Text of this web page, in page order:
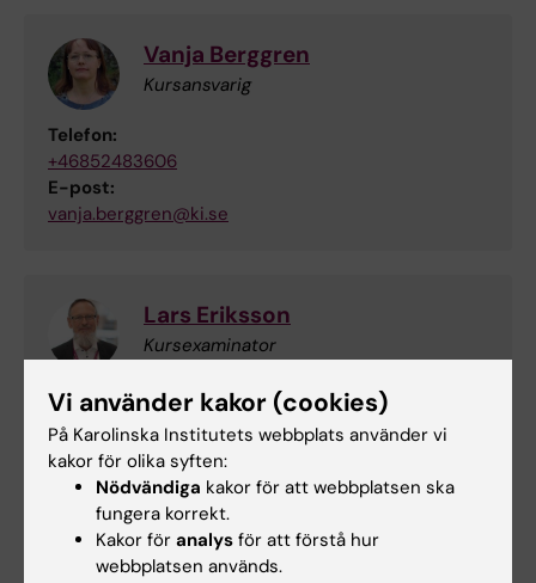
Vanja Berggren
Kursansvarig
Telefon:
+46852483606
E-post:
vanja.berggren@ki.se
Lars Eriksson
Kursexaminator
Telefon:
+46852483831
E-post:
lars.eriksson@ki.se
Päivi Vejby
Vi använder kakor (cookies)
På Karolinska Institutets webbplats använder vi
kakor för olika syften:
Nödvändiga kakor för att webbplatsen ska
fungera korrekt.
Kakor för analys för att förstå hur
webbplatsen används.